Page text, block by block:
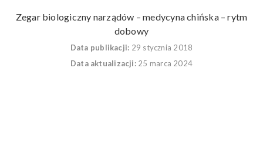
Zegar biologiczny narządów – medycyna chińska – rytm
dobowy
Data publikacji: 29 stycznia 2018
Data aktualizacji: 25 marca 2024